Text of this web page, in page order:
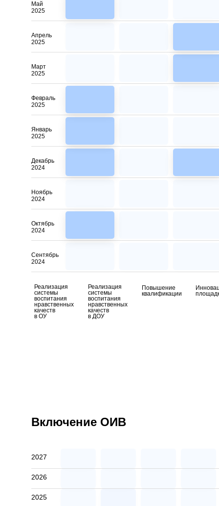
Сентябрь
2024
Октябрь
2024
Ноябрь
2024
Декабрь
2024
Январь
2025
Февраль
2025
Март
2025
Май
2025
Апрель
2025
Повышение
квалификации
Реализация
системы
воспитания
нравственных
качеств
в ДОУ
Реализация
системы
воспитания
нравственных
качеств
в ОУ
Включение ОИВ
2027
2026
2025